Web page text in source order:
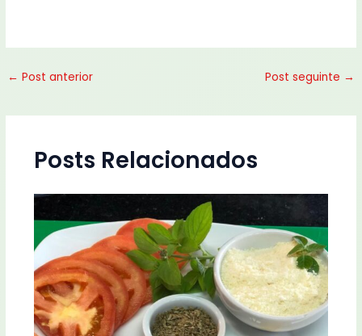
← Post anterior Post seguinte →
Posts Relacionados